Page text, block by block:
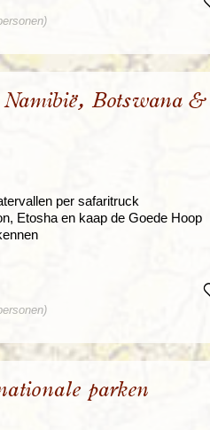
Botswana &
per safaritruck
Etosha en kaap de Goede Hoop
parken